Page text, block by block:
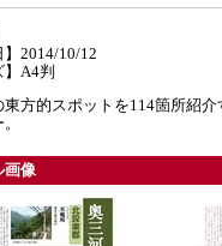
】2014/10/12
】A4判
東方的スポットを114箇所紹
画像